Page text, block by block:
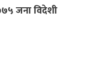
जना विदेशी